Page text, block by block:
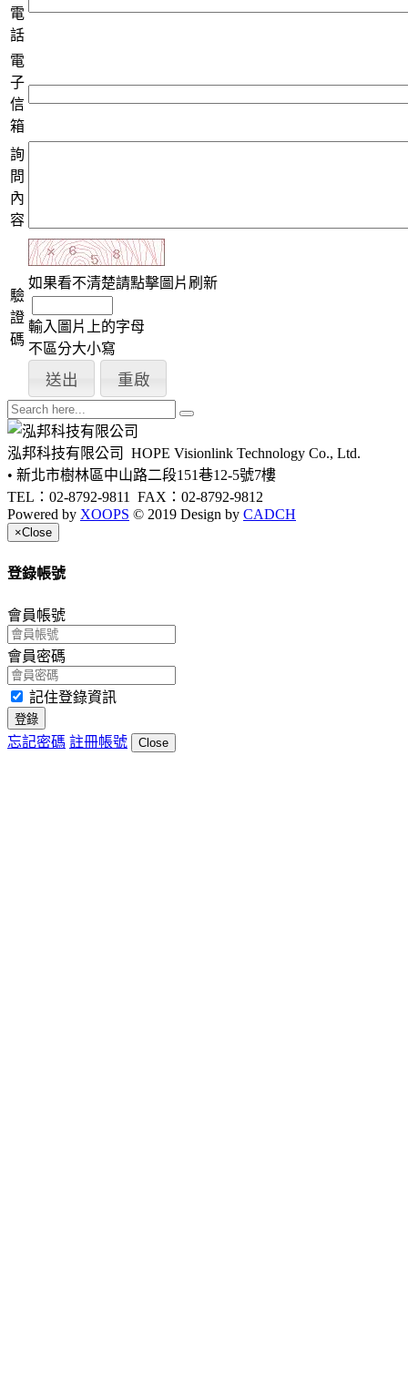
電
話
電
子
信
箱
詢
問
內
容
驗
證
碼
如果看不清楚請點擊圖片刷新
輸入圖片上的字母
不區分大小寫
泓邦科技有限公司 HOPE Visionlink Technology Co., Ltd.
• 新北市樹林區中山路二段151巷12-5號7樓
TEL：02-8792-9811 FAX：02-8792-9812
Powered by XOOPS © 2019 Design by CADCH
×Close
登錄帳號
會員帳號
會員密碼
記住登錄資訊
登錄
忘記密碼 註冊帳號 Close